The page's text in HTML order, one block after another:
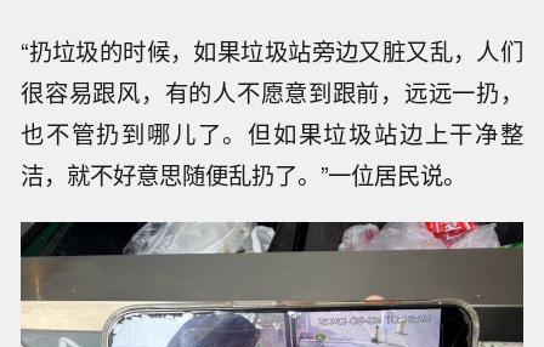
“扔垃圾的时候，如果垃圾站旁边又脏又乱，人们
很容易跟风，有的人不愿意到跟前，远远一扔，
也不管扔到哪儿了。但如果垃圾站边上干净整
洁，就不好意思随便乱扔了。”一位居民说。